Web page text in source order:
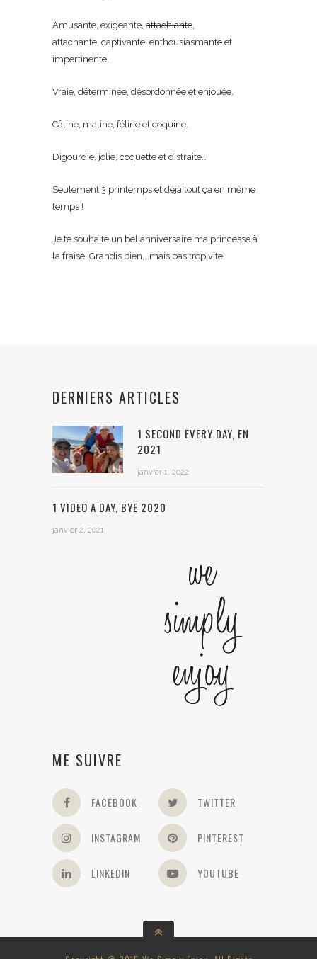
Amusante, exigeante, attachiante,
attachante, captivante, enthousiasmante et
impertinente.
Vraie, déterminée, désordonnée et enjouée.
Câline, maline, féline et coquine.
Digourdie, jolie, coquette et distraite…
Seulement 3 printemps et déjà tout ça en même
temps !
Je te souhaite un bel anniversaire ma princesse à
la fraise. Grandis bien,…mais pas trop vite.
DERNIERS ARTICLES
1 SECOND EVERY DAY, EN
2021
janvier 1, 2022
1 VIDEO A DAY, BYE 2020
janvier 2, 2021
ME SUIVRE
FACEBOOK TWITTER
INSTAGRAM PINTEREST
LINKEDIN YOUTUBE